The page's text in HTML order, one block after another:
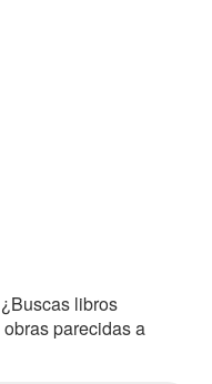
libros
parecidas a